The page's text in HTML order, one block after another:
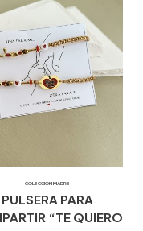
COLECCION MADRE
PULSERA PARA
“TE QUIERO